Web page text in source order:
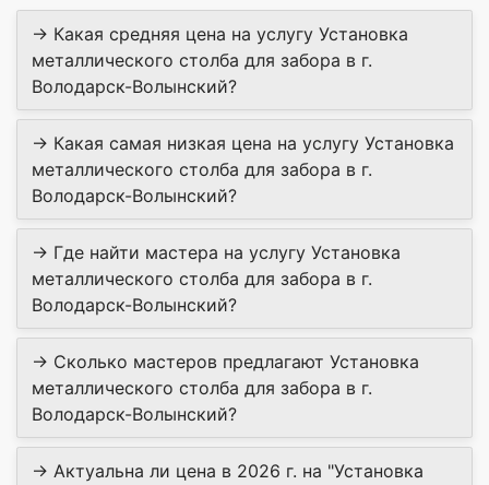
→ Какая средняя цена на услугу Установка
металлического столба для забора в г.
Володарск-Волынский?
→ Какая самая низкая цена на услугу Установка
металлического столба для забора в г.
Володарск-Волынский?
→ Где найти мастера на услугу Установка
металлического столба для забора в г.
Володарск-Волынский?
→ Сколько мастеров предлагают Установка
металлического столба для забора в г.
Володарск-Волынский?
→ Актуальна ли цена в 2026 г. на "Установка